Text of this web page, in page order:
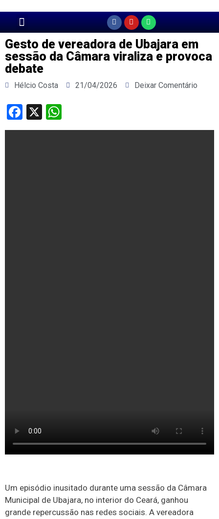
Gesto de vereadora de Ubajara em
sessão da Câmara viraliza e provoca
debate
Hélcio Costa 21/04/2026 Deixar Comentário
Facebook
X
Um episódio inusitado durante uma sessão da Câmara
Municipal de Ubajara, no interior do Ceará, ganhou
grande repercussão nas redes sociais. A vereadora